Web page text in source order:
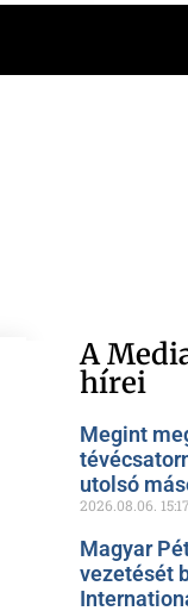
A
hírei
Megint
utolsó
2026.08.06.
Magyar
vezetését